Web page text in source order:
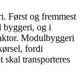
Først og fremmest
byggeri, og i
Modulbyggeri
fordi
skal transporteres